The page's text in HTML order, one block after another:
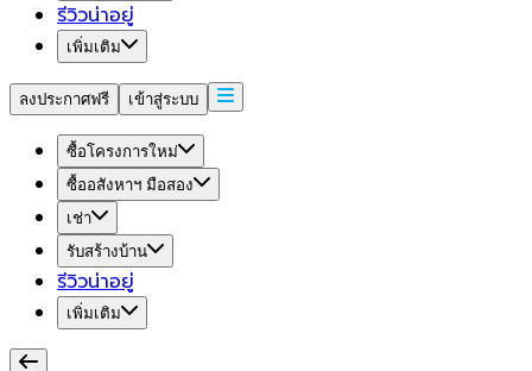
รีวิวน่าอยู่
เพิ่มเติม
ลงประกาศฟรี เข้าสู่ระบบ
ซื้อโครงการใหม่
ซื้ออสังหาฯ มือสอง
เช่า
รับสร้างบ้าน
รีวิวน่าอยู่
เพิ่มเติม